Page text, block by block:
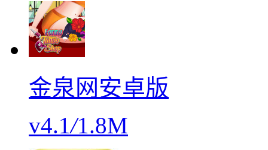
金泉网安卓版
v4.1/1.8M